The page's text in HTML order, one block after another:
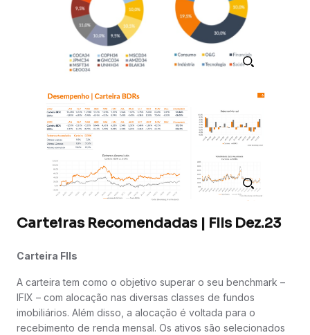
Carteiras Recomendadas | FIIs Dez.23
Carteira FIIs
A carteira tem como o objetivo superar o seu benchmark –
IFIX – com alocação nas diversas classes de fundos
imobiliários. Além disso, a alocação é voltada para o
recebimento de renda mensal. Os ativos são selecionados